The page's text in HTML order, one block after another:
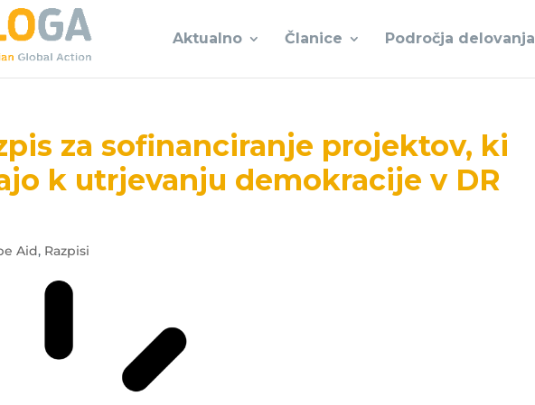
Aktualno Članice Področja delovanja
za sofinanciranje projektov, ki
k utrjevanju demokracije v DR
Aid, Razpisi